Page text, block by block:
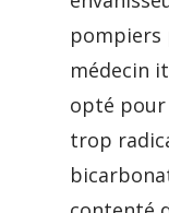
pompiers
médecin
opté
trop